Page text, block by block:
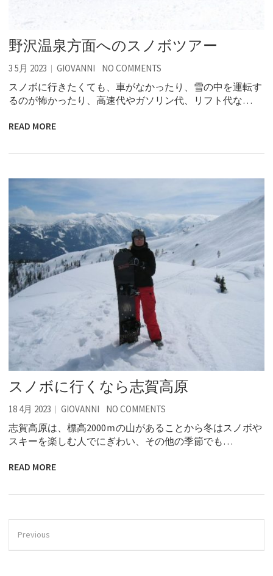
野沢温泉方面へのスノボツアー
3 5月 2023 GIOVANNI NO COMMENTS
スノボに行きたくても、車がなかったり、雪の中を運転す
るのが怖かったり、高速代やガソリン代、リフト代な…
READ MORE
スノボに行くなら志賀高原
18 4月 2023 GIOVANNI NO COMMENTS
志賀高原は、標高2000ｍの山があることから冬はスノボや
スキーを楽しむ人でにぎわい、その他の季節でも…
READ MORE
Previous